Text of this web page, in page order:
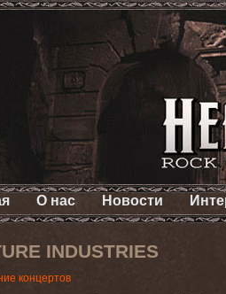
О нас Новости
INDUSTRIES
концертов